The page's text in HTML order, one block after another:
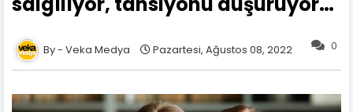
0
Veka Medya Pazartesi, Ağustos 08, 2022